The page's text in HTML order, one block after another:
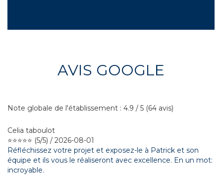
AVIS GOOGLE
Note globale de l'établissement : 4.9 / 5 (64 avis)
Celia taboulot
⭐⭐⭐⭐⭐ (5/5) / 2026-08-01
Réfléchissez votre projet et exposez-le à Patrick et son
équipe et ils vous le réaliseront avec excellence. En un mot:
incroyable.